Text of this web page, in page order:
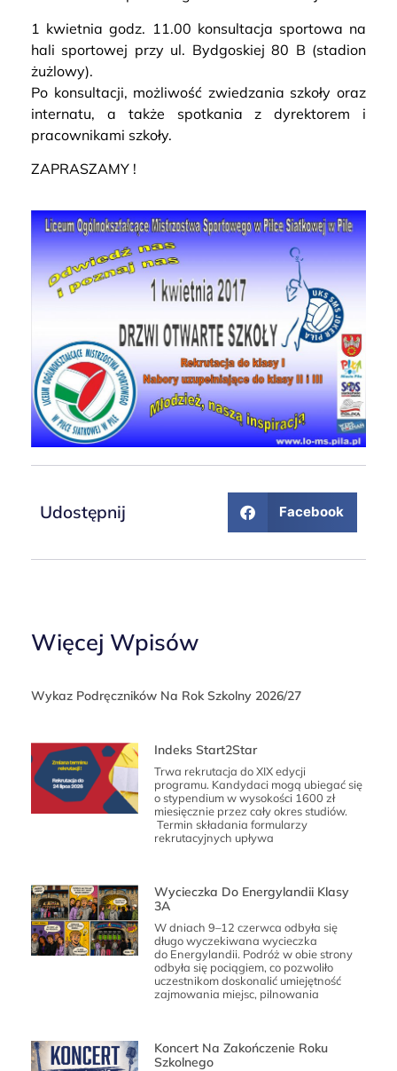
1 kwietnia godz. 11.00 konsultacja sportowa na
hali sportowej przy ul. Bydgoskiej 80 B (stadion
żużlowy).
Po konsultacji, możliwość zwiedzania szkoły oraz
internatu, a także spotkania z dyrektorem i
pracownikami szkoły.
ZAPRASZAMY !
Udostępnij Facebook
Więcej Wpisów
Wykaz Podręczników Na Rok Szkolny 2026/27
Indeks Start2Star
Trwa rekrutacja do XIX edycji
programu. Kandydaci mogą ubiegać się
o stypendium w wysokości 1600 zł
miesięcznie przez cały okres studiów.
Termin składania formularzy
rekrutacyjnych upływa
Wycieczka Do Energylandii Klasy
3A
W dniach 9–12 czerwca odbyła się
długo wyczekiwana wycieczka
do Energylandii. Podróż w obie strony
odbyła się pociągiem, co pozwoliło
uczestnikom doskonalić umiejętność
zajmowania miejsc, pilnowania
Koncert Na Zakończenie Roku
Szkolnego